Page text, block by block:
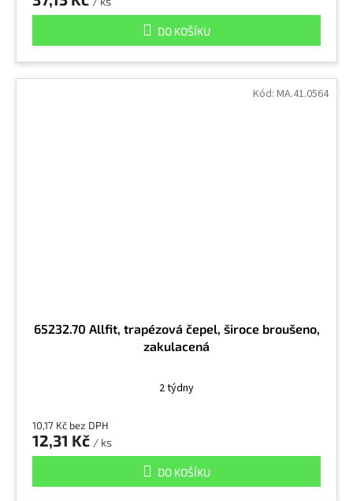
DO KOŠÍKU
65232.70 Allfit, trapézová čepel, široce broušeno,
zakulacená
2 týdny
10,17 Kč bez DPH
12,31 Kč / ks
DO KOŠÍKU
Kód: MA.41.0564